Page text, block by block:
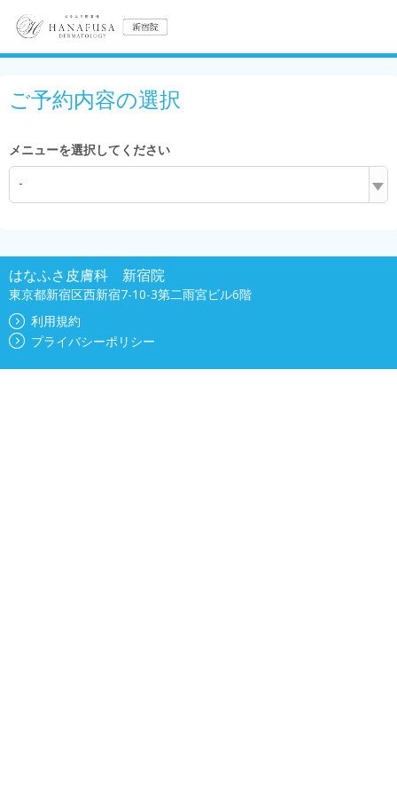
ご予約内容の選択
メニューを選択してください
-
はなふさ皮膚科 新宿院
東京都新宿区西新宿7-10-3第二雨宮ビル6階
利用規約
プライバシーポリシー